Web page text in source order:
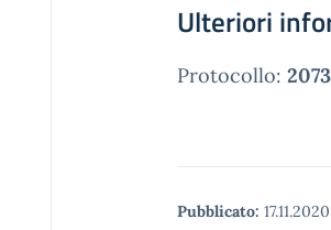
Ulteriori
Protocollo: 2073
Pubblicato: 17.11.2020